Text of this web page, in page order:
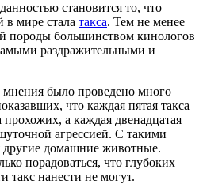
становится то, что
в мире стала такса. Тем не менее
породы большинством кинологов
раздражительными и
мнения было проведено много
что каждая пятая такса
а каждая двенадцатая
агрессией. С такими
другие домашние животные.
порадоваться, что глубоких
такс нанести не могут.